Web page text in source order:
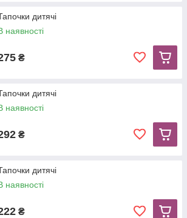
дитячі
наявності
₴
дитячі
наявності
₴
дитячі
наявності
₴